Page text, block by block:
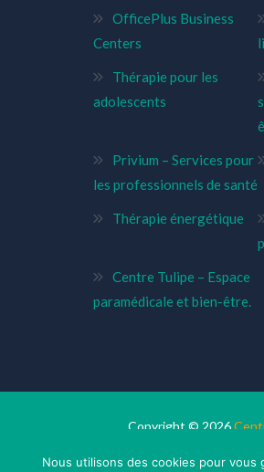
OfficePlus Business
Centers
Thérapie pour les
adolescents
Privium – Services pour
les professionnels de santé
Thérapie énergétique
Centre Tulipe – Espace
paramédicale et bien-être.
Copyright © 2026
Nous utilisons des cookies pour